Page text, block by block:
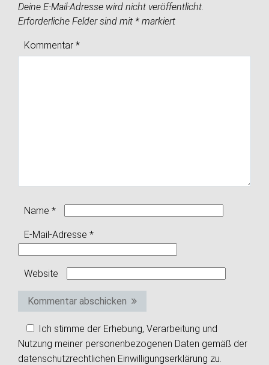
Deine E-Mail-Adresse wird nicht veröffentlicht.
Erforderliche Felder sind mit * markiert
Kommentar *
Name *
E-Mail-Adresse *
Website
Kommentar abschicken
Ich stimme der Erhebung, Verarbeitung und
Nutzung meiner personenbezogenen Daten gemäß der
datenschutzrechtlichen Einwilligungserklärung zu.